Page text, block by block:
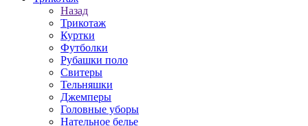
Назад
Трикотаж
Куртки
Футболки
Рубашки поло
Свитеры
Тельняшки
Джемперы
Головные уборы
Нательное белье